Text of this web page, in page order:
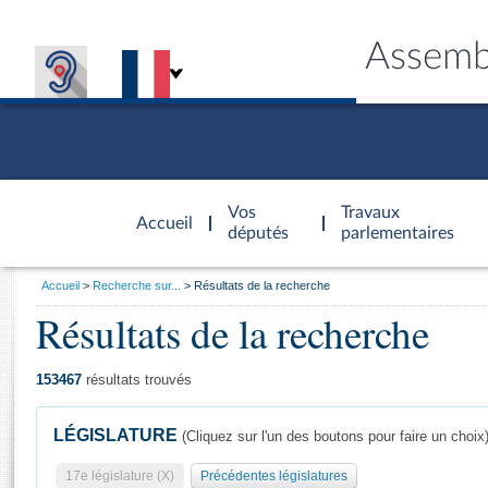
Accueil
d'accueil
Vos
députés
Travaux
parlementaires
Général
Vous
Accueil Recherche sur... Résultats de la recherche
Résultats de la recherche
153467 résultats trouvés
LÉGISLATURE (Cliquez sur l'un des boutons pour faire un choix)
17e législature (X) Précédentes législatures